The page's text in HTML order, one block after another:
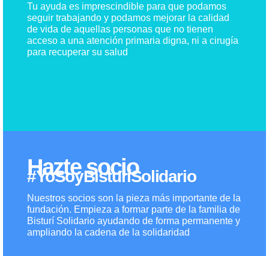
Tu ayuda es imprescindible para que podamos
seguir trabajando y podamos mejorar la calidad
de vida de aquellas personas que no tienen
acceso a una atención primaria digna, ni a cirugía
para recuperar su salud
Hazte socio
#YoSoyBisturíSolidario
Nuestros socios son la pieza más importante de la
fundación. Empieza a formar parte de la familia de
Bisturí Solidario ayudando de forma permanente y
ampliando la cadena de la solidaridad